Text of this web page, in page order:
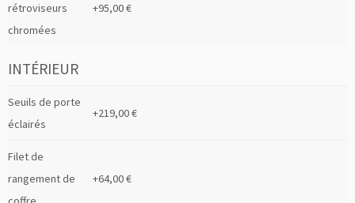
rétroviseurs
chromées
+95,00 €
INTÉRIEUR
Seuils de porte
éclairés
+219,00 €
Filet de
rangement de
+64,00 €